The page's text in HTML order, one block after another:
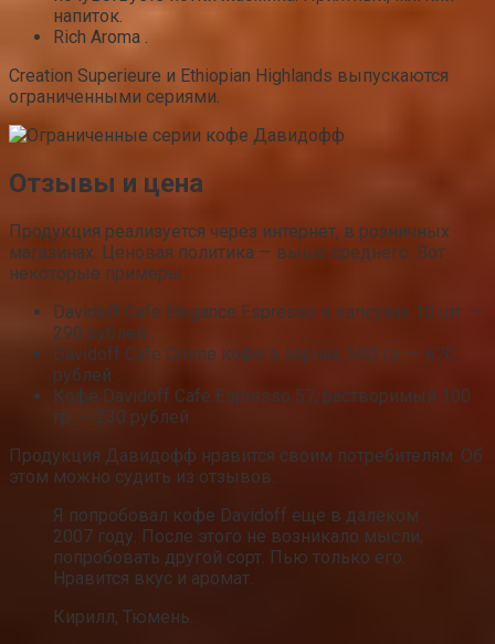
напиток.
Rich Aroma .
Creation Superieure и Ethiopian Highlands выпускаются
ограниченными сериями.
Отзывы и цена
Продукция реализуется через интернет, в розничных
магазинах. Ценовая политика — выше среднего. Вот
некоторые примеры .
Davidoff Cafe Elegance Espresso в капсулах 10 шт. —
290 рублей .
Davidoff Cafe Creme кофе в зернах, 500 гр. — 670
рублей .
Кофе Davidoff Cafe Espresso 57, растворимый 100
гр. — 230 рублей .
Продукция Давидофф нравится своим потребителям. Об
этом можно судить из отзывов.
Я попробовал кофе Davidoff еще в далеком
2007 году. После этого не возникало мысли,
попробовать другой сорт. Пью только его.
Нравится вкус и аромат.
Кирилл, Тюмень.